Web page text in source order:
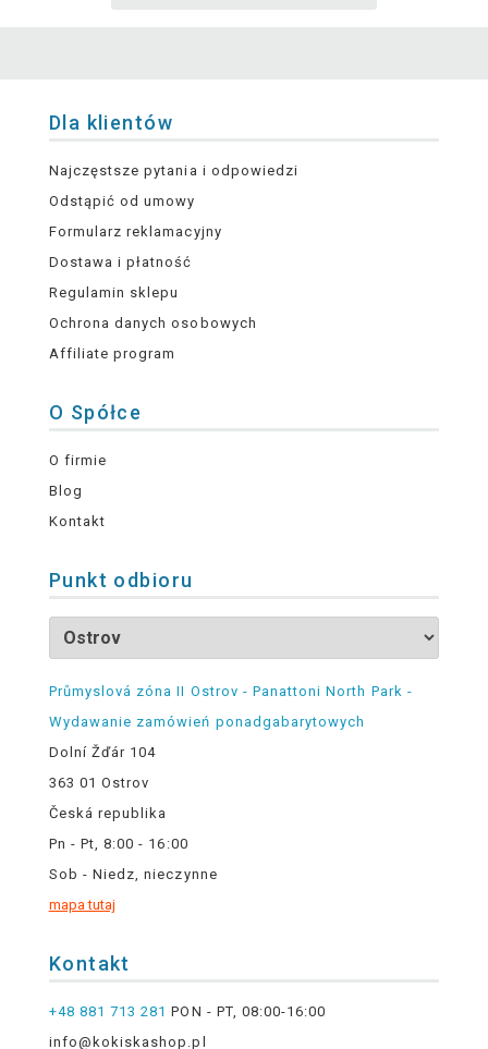
Dla klientów
Najczęstsze pytania i odpowiedzi
Odstąpić od umowy
Formularz reklamacyjny
Dostawa i płatność
Regulamin sklepu
Ochrona danych osobowych
Affiliate program
O Spółce
O firmie
Blog
Kontakt
Punkt odbioru
Průmyslová zóna II Ostrov - Panattoni North Park -
Wydawanie zamówień ponadgabarytowych
Dolní Žďár 104
363 01 Ostrov
Česká republika
Pn - Pt, 8:00 - 16:00
Sob - Niedz, nieczynne
mapa tutaj
Kontakt
+48 881 713 281 PON - PT, 08:00-16:00
info@kokiskashop.pl